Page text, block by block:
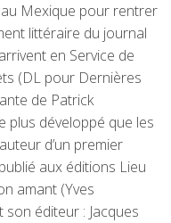
au Mexique pour rentrer
littéraire du journal
en Service de
(DL pour Dernières
de Patrick
plus développé que les
d’un premier
aux éditions Lieu
amant (Yves
son éditeur : Jacques